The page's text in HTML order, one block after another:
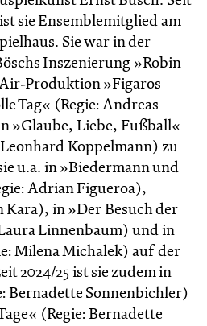
sie Ensemblemitglied am
Sie war in der
Inszenierung »Robin
Produktion »Figaros
Tag« (Regie: Andreas
»Glaube, Liebe, Fußball«
Leonhard Koppelmann) zu
u.a. in »Biedermann und
Adrian Figueroa),
Kara), in »Der Besuch der
Linnenbaum) und in
Milena Michalek) auf der
2024/25 ist sie zudem in
Bernadette Sonnenbichler)
(Regie: Bernadette